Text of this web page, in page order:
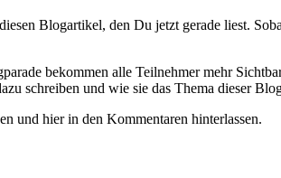
Blogartikel, den Du jetzt gerade liest.
bekommen alle Teilnehmer mehr
schreiben und wie sie das Thema dieser
und hier in den Kommentaren hinterlassen.